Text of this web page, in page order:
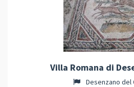
Villa Romana di
Desenzano del